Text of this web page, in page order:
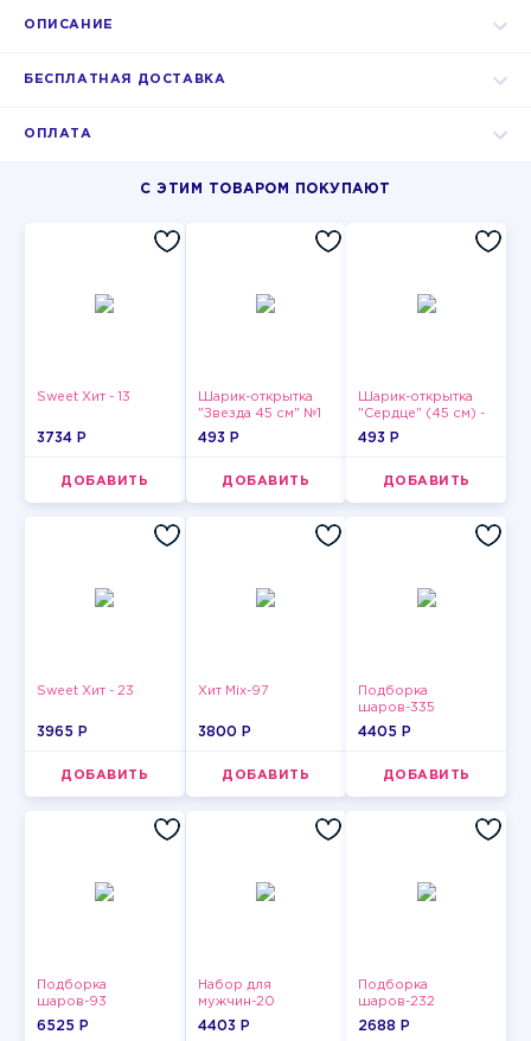
ОПИСАНИЕ
БЕСПЛАТНАЯ ДОСТАВКА
ОПЛАТА
С ЭТИМ ТОВАРОМ ПОКУПАЮТ
Sweet Хит - 13
3734 P
ДОБАВИТЬ
Шарик-открытка
"Звезда 45 см" №1
493 P
ДОБАВИТЬ
Шарик-открытка
"Сердце" (45 см) -
2
493 P
ДОБАВИТЬ
Sweet Хит - 23
3965 P
ДОБАВИТЬ
Хит Mix-97
3800 P
ДОБАВИТЬ
Подборка
шаров-335
4405 P
ДОБАВИТЬ
Подборка
шаров-93
6525 P
Набор для
мужчин-20
4403 P
Подборка
шаров-232
2688 P